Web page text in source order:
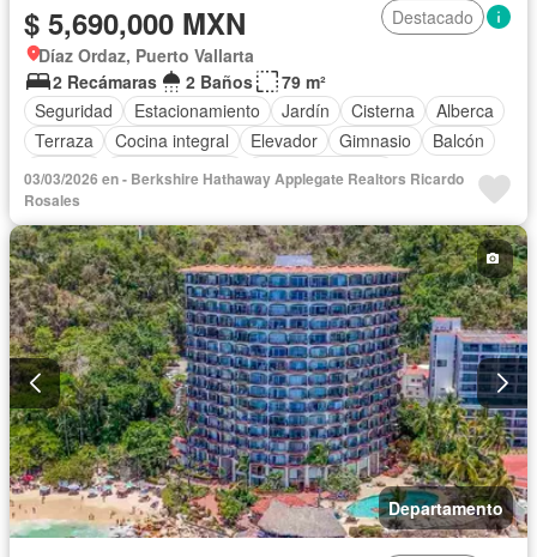
$ 5,690,000 MXN
Destacado
Díaz Ordaz, Puerto Vallarta
2 Recámaras
2 Baños
79 m²
Seguridad
Estacionamiento Jardín Cisterna
Alberca
Terraza
Cocina integral Elevador Gimnasio
Balcón
Internet
Sala polivalente
Cocina equipada
Aire acondicionado
Gas natural
Asador Despacho
Vista panorámica
Recámara con closet
Caseta de vigilancia
Conserje
Sin amueblar
03/03/2026 en - Berkshire Hathaway Applegate Realtors Ricardo
Rosales
Departamento